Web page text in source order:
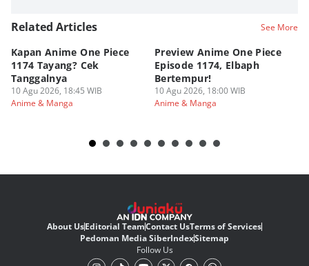
Related Articles See More
Kapan Anime One Piece
1174 Tayang? Cek
Tanggalnya
10 Agu 2026, 18:45 WIB
Anime & Manga
Preview Anime One Piece
Episode 1174, Elbaph
Bertempur!
10 Agu 2026, 18:00 WIB
Anime & Manga
About UsEditorial TeamContact UsTerms of Services
Pedoman Media SiberIndexSitemap
Follow Us